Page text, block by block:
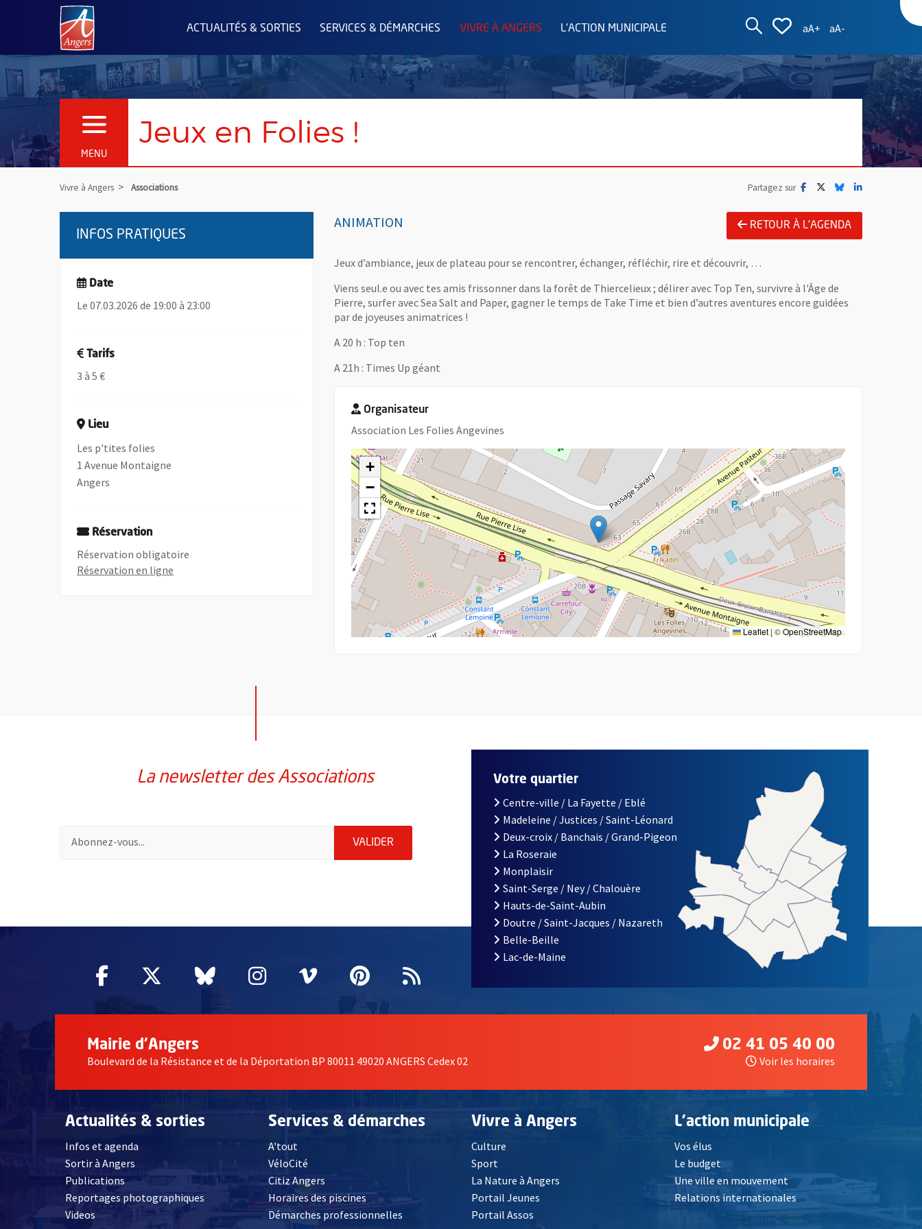
Angers.fr : Retour à l'accueil
ACTUALITÉS & SORTIES SERVICES & DÉMARCHES VIVRE À ANGERS L'ACTION MUNICIPALE AFFICHER LA
AFFICHER LA
aA+ Augmenter la taille
aA- Réduire la
MENU
OUVRIR LE MENU Jeux en Folies !
Vivre à Angers Associations Partagez sur Facebook
, Ouvre une nouvelle fenêtre
Twitter
, Ouvre une nouvelle
Bluesky
, Ouvre une
LinkedIn
, Ouvre une
ANIMATION RETOUR À L'AGENDA
Jeux d’ambiance, jeux de plateau pour se rencontrer, échanger, réfléchir, rire et découvrir, …
Viens seul.e ou avec tes amis frissonner dans la forêt de Thiercelieux ; délirer avec Top Ten, survivre à l'Âge de
Pierre, surfer avec Sea Salt and Paper, gagner le temps de Take Time et bien d’autres aventures encore guidées
par de joyeuses animatrices !
A 20 h : Top ten
A 21h : Times Up géant
Organisateur
Association Les Folies Angevines
+
−
Leaflet | ©OpenStreetMap
INFOS PRATIQUES
Date
Le 07.03.2026 de 19:00 à 23:00
Tarifs
3 à 5 €
Lieu
Les p'tites folies
1 Avenue Montaigne
Angers
Réservation
Réservation obligatoire
Réservation en ligne
La newsletter des Associations
Pour vous inscrire à la lettre d'information des associations de la ville d'Angers, indiquez votre email (champ obligatoire)
VALIDER ENVOYER MA DEMANDE D'INSCRIPTION À LA LETTRE D'INFORMATION DES ASSOCIATIONS DE LA VILLE
Facebook
, Ouvre une nouvelle fenêtre
Twitter
, Ouvre une nouvelle fenêtre
Bluesky
, Ouvre une nouvelle fenêtre
Instagram
, Ouvre une nouvelle fenêtre
Vimeo
, Ouvre une nouvelle fenêtre
Pinterest
, Ouvre une nouvelle fenêtre
Flux RSS
Votre quartier
Centre-ville / La Fayette / Eblé
Madeleine / Justices / Saint-Léonard
Deux-croix / Banchais / Grand-Pigeon
La Roseraie
Monplaisir
Saint-Serge / Ney / Chalouère
Hauts-de-Saint-Aubin
Doutre / Saint-Jacques / Nazareth
Belle-Beille
Lac-de-Maine
Mairie d'Angers
Boulevard de la Résistance et de la Déportation BP 80011 49020 ANGERS Cedex 02
02 41 05 40 00
Voir les horaires
Actualités & sorties
Infos et agenda
Sortir à Angers
Publications
Reportages photographiques
Videos, Ouvre une nouvelle fenêtre
Services & démarches
A'tout
VéloCité
Citiz Angers , Ouvre une nouvelle fenêtre
Horaires des piscines
Démarches professionnelles
Vivre à Angers
Culture
Sport
La Nature à Angers
Portail Jeunes
Portail Assos
L'action municipale
Vos élus
Le budget
Une ville en mouvement
Relations internationales